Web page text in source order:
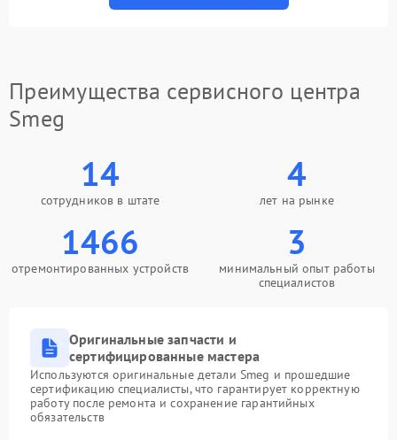
Преимущества сервисного центра
Smeg
14
сотрудников в штате
4
лет на рынке
1466
отремонтированных устройств
3
минимальный опыт работы
специалистов
Оригинальные запчасти и
сертифицированные мастера
Используются оригинальные детали Smeg и прошедшие
сертификацию специалисты, что гарантирует корректную
работу после ремонта и сохранение гарантийных
обязательств